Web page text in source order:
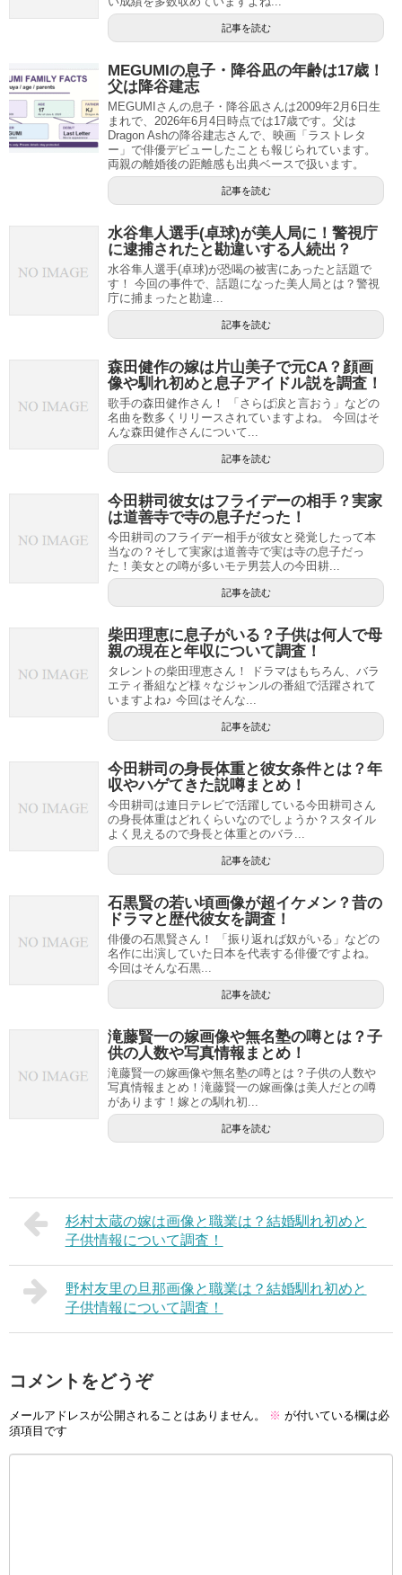
記事を読む
MEGUMIの息子・降谷凪の年齢は17歳！
父は降谷建志
MEGUMIさんの息子・降谷凪さんは2009年2月6日生
まれで、2026年6月4日時点では17歳です。父は
Dragon Ashの降谷建志さんで、映画「ラストレタ
ー」で俳優デビューしたことも報じられています。
両親の離婚後の距離感も出典ベースで扱います。
記事を読む
水谷隼人選手(卓球)が美人局に！警視庁
に逮捕されたと勘違いする人続出？
水谷隼人選手(卓球)が恐喝の被害にあったと話題で
す！ 今回の事件で、話題になった美人局とは？警視
庁に捕まったと勘違...
記事を読む
森田健作の嫁は片山美子で元CA？顔画
像や馴れ初めと息子アイドル説を調査！
歌手の森田健作さん！ 「さらば涙と言おう」などの
名曲を数多くリリースされていますよね。 今回はそ
んな森田健作さんについて...
記事を読む
今田耕司彼女はフライデーの相手？実家
は道善寺で寺の息子だった！
今田耕司のフライデー相手が彼女と発覚したって本
当なの？そして実家は道善寺で実は寺の息子だっ
た！美女との噂が多いモテ男芸人の今田耕...
記事を読む
柴田理恵に息子がいる？子供は何人で母
親の現在と年収について調査！
タレントの柴田理恵さん！ ドラマはもちろん、バラ
エティ番組など様々なジャンルの番組で活躍されて
いますよね♪ 今回はそんな...
記事を読む
今田耕司の身長体重と彼女条件とは？年
収やハゲてきた説噂まとめ！
今田耕司は連日テレビで活躍している今田耕司さん
の身長体重はどれくらいなのでしょうか？スタイル
よく見えるので身長と体重とのバラ...
記事を読む
石黒賢の若い頃画像が超イケメン？昔の
ドラマと歴代彼女を調査！
俳優の石黒賢さん！ 「振り返れば奴がいる」などの
名作に出演していた日本を代表する俳優ですよね。
今回はそんな石黒...
記事を読む
滝藤賢一の嫁画像や無名塾の噂とは？子
供の人数や写真情報まとめ！
滝藤賢一の嫁画像や無名塾の噂とは？子供の人数や
写真情報まとめ！滝藤賢一の嫁画像は美人だとの噂
があります！嫁との馴れ初...
記事を読む
杉村太蔵の嫁は画像と職業は？結婚馴れ初めと
子供情報について調査！
野村友里の旦那画像と職業は？結婚馴れ初めと
子供情報について調査！
コメントをどうぞ
メールアドレスが公開されることはありません。 ※ が付いている欄は必
須項目です